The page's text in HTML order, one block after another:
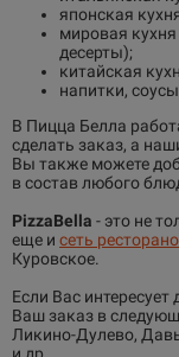
японская
мировая
десерты);
китайская
напитки,
В Пицца Белла
сделать заказ, а
Вы также можете
в состав любого
PizzaBella - это не
еще и сеть
Куровское.
Если Вас
Ваш заказ в
Ликино-Дулево,
и др.